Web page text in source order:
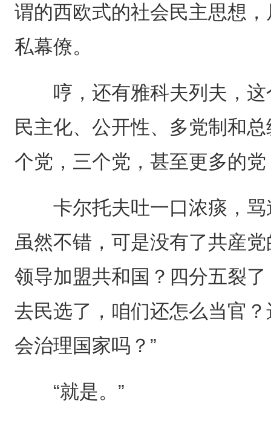
谓的西欧式的社会民主思想
私幕僚。
哼，还有雅科夫列夫，这
民主化、公开性、多党制和
个党，三个党，甚至更多的
卡尔托夫吐一口浓痰，骂
虽然不错，可是没有了共産
领导加盟共和国？四分五裂
去民选了，咱们还怎么当官
会治理国家吗？”
“就是。”